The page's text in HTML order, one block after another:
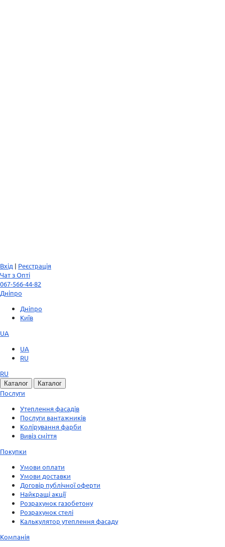
Вхід | Реєстрація
Чат з Опті
067-566-44-82
Дніпро
Дніпро
Київ
UA
UA
RU
RU
Каталог Каталог
Послуги
Утеплення фасадів
Послуги вантажників
Колірування фарби
Вивіз сміття
Покупки
Умови оплати
Умови доставки
Договір публічної оферти
Найкращі акції
Розрахунок газобетону
Розрахунок стелі
Калькулятор утеплення фасаду
Компанія